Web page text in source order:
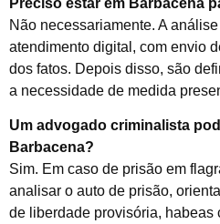
Não necessariamente. A
atendimento digital, com envio
dos fatos. Depois disso, são
a necessidade de medida
Um advogado criminalista
Barbacena?
Sim. Em caso de prisão em
analisar o auto de prisão,
de liberdade provisória, habeas